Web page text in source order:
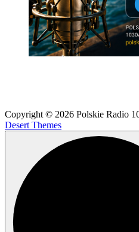
Copyright © 2026 Polskie Radio
Desert Themes